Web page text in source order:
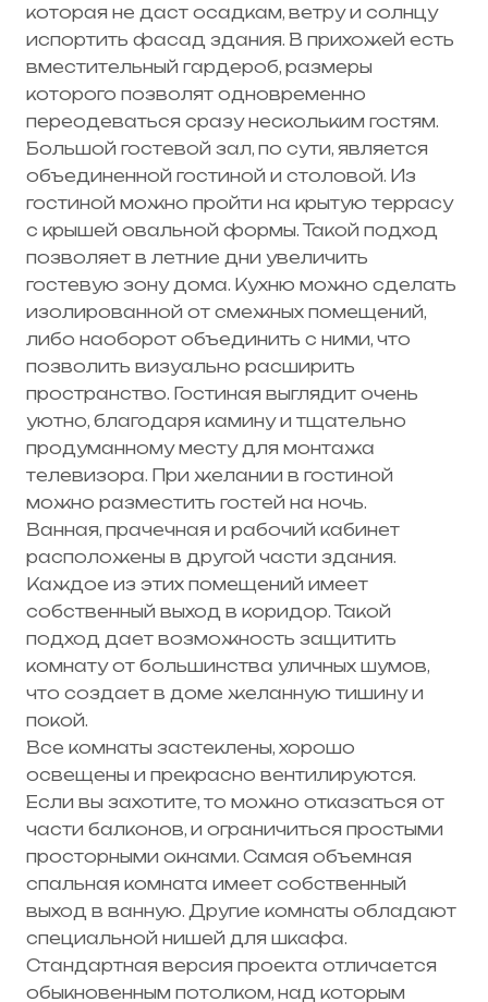
которая не даст осадкам, ветру и солнцу
испортить фасад здания. В прихожей есть
вместительный гардероб, размеры
которого позволят одновременно
переодеваться сразу нескольким гостям.
Большой гостевой зал, по сути, является
объединенной гостиной и столовой. Из
гостиной можно пройти на крытую террасу
с крышей овальной формы. Такой подход
позволяет в летние дни увеличить
гостевую зону дома. Кухню можно сделать
изолированной от смежных помещений,
либо наоборот объединить с ними, что
позволить визуально расширить
пространство. Гостиная выглядит очень
уютно, благодаря камину и тщательно
продуманному месту для монтажа
телевизора. При желании в гостиной
можно разместить гостей на ночь.
Ванная, прачечная и рабочий кабинет
расположены в другой части здания.
Каждое из этих помещений имеет
собственный выход в коридор. Такой
подход дает возможность защитить
комнату от большинства уличных шумов,
что создает в доме желанную тишину и
покой.
Все комнаты застеклены, хорошо
освещены и прекрасно вентилируются.
Если вы захотите, то можно отказаться от
части балконов, и ограничиться простыми
просторными окнами. Самая объемная
спальная комната имеет собственный
выход в ванную. Другие комнаты обладают
специальной нишей для шкафа.
Стандартная версия проекта отличается
обыкновенным потолком, над которым